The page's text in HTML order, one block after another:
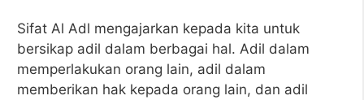
Sifat Al Adl mengajarkan kepada kita untuk
bersikap adil dalam berbagai hal. Adil dalam
memperlakukan orang lain, adil dalam
memberikan hak kepada orang lain, dan adil